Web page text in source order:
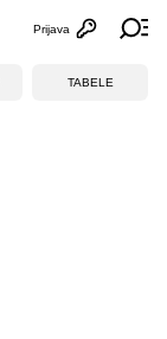
Otvori
Prijava
TABELE